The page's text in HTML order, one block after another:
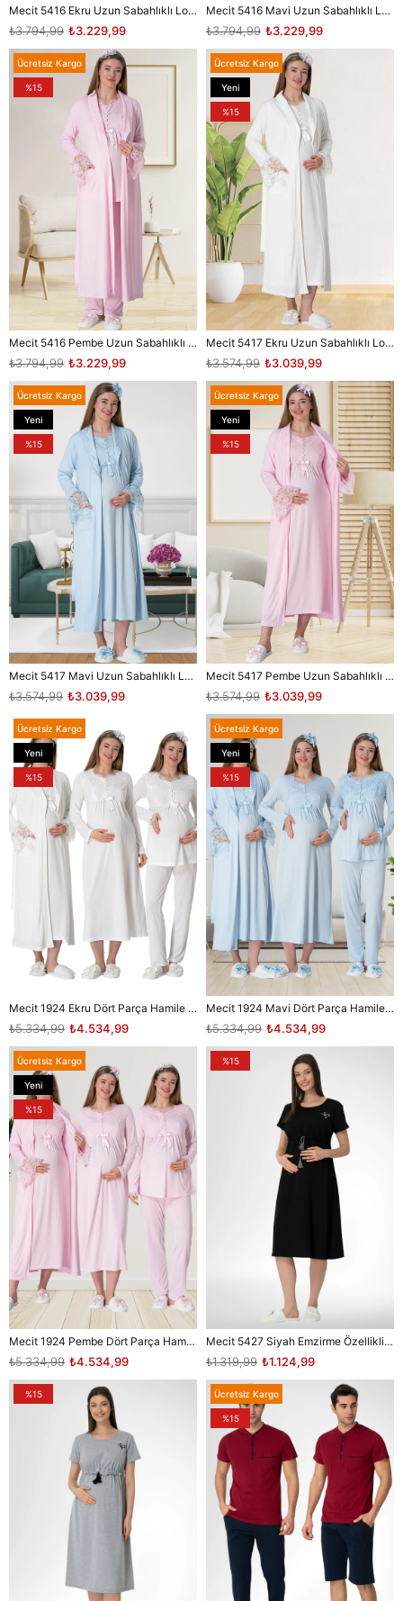
Mecit 5416 Ekru Uzun Sabahlıklı Lohusa Pjama Takımı
₺3.229,99
₺3.794,99
Mecit 5416 Mavi Uzun Sabahlıklı Lohusa Pjama Takımı
₺3.229,99
₺3.794,99
Mecit 5416 Pembe Uzun Sabahlıklı Lohusa Pjama Takımı
₺3.229,99
₺3.794,99
Ücretsiz Kargo
%15
Mecit 5417 Ekru Uzun Sabahlıklı Lohusa Gecelik Takımı
₺3.039,99
₺3.574,99
Ücretsiz Kargo
Yeni
Ürün
%15
Mecit 5417 Mavi Uzun Sabahlıklı Lohusa Gecelik Takımı
₺3.039,99
₺3.574,99
Ücretsiz Kargo
Yeni
Ürün
%15
Mecit 5417 Pembe Uzun Sabahlıklı Lohusa Gecelik Takımı
₺3.039,99
₺3.574,99
Ücretsiz Kargo
Yeni
Ürün
%15
Mecit 1924 Ekru Dört Parça Hamile Lohusa Set
₺4.534,99
₺5.334,99
Ücretsiz Kargo
Yeni
Ürün
%15
Mecit 1924 Mavi Dört Parça Hamile Lohusa Set
₺4.534,99
₺5.334,99
Ücretsiz Kargo
Yeni
Ürün
%15
Mecit 1924 Pembe Dört Parça Hamile Lohusa Set
₺4.534,99
₺5.334,99
Ücretsiz Kargo
Yeni
Ürün
%15
Mecit 5427 Siyah Emzirme Özellikli Hamile Lohusa Elbise
₺1.124,99
₺1.319,99
%15
%15 Ücretsiz Kargo
%15